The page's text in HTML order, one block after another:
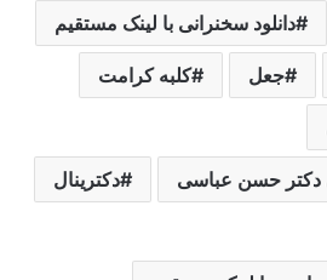
دانلود سخنرانی با لینک مستقیم
جعل‌ کلبه کرامت
دکتر حسن عباسی دکترینال